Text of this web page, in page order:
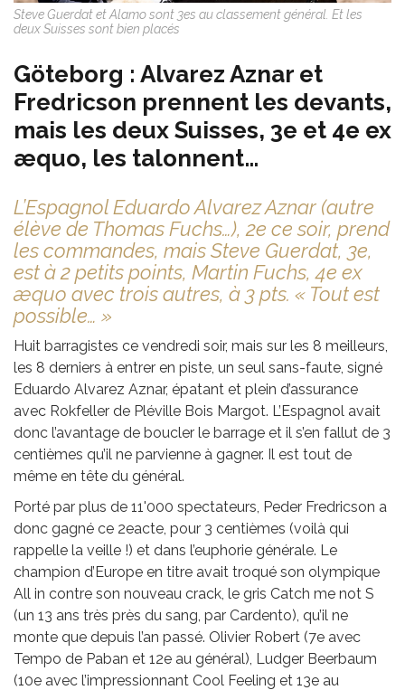
Steve Guerdat et Alamo sont 3es au classement général. Et les
deux Suisses sont bien placés
Göteborg : Alvarez Aznar et
Fredricson prennent les devants,
mais les deux Suisses, 3e et 4e ex
æquo, les talonnent…
L’Espagnol Eduardo Alvarez Aznar (autre
élève de Thomas Fuchs…), 2e ce soir, prend
les commandes, mais Steve Guerdat, 3e,
est à 2 petits points, Martin Fuchs, 4e ex
æquo avec trois autres, à 3 pts. « Tout est
possible… »
Huit barragistes ce vendredi soir, mais sur les 8 meilleurs,
les 8 derniers à entrer en piste, un seul sans-faute, signé
Eduardo Alvarez Aznar, épatant et plein d’assurance
avec Rokfeller de Pléville Bois Margot. L’Espagnol avait
donc l’avantage de boucler le barrage et il s’en fallut de 3
centièmes qu’il ne parvienne à gagner. Il est tout de
même en tête du général.
Porté par plus de 11'000 spectateurs, Peder Fredricson a
donc gagné ce 2eacte, pour 3 centièmes (voilà qui
rappelle la veille !) et dans l’euphorie générale. Le
champion d’Europe en titre avait troqué son olympique
All in contre son nouveau crack, le gris Catch me not S
(un 13 ans très près du sang, par Cardento), qu’il ne
monte que depuis l’an passé. Olivier Robert (7e avec
Tempo de Paban et 12e au général), Ludger Beerbaum
(10e avec l’impressionnant Cool Feeling et 13e au